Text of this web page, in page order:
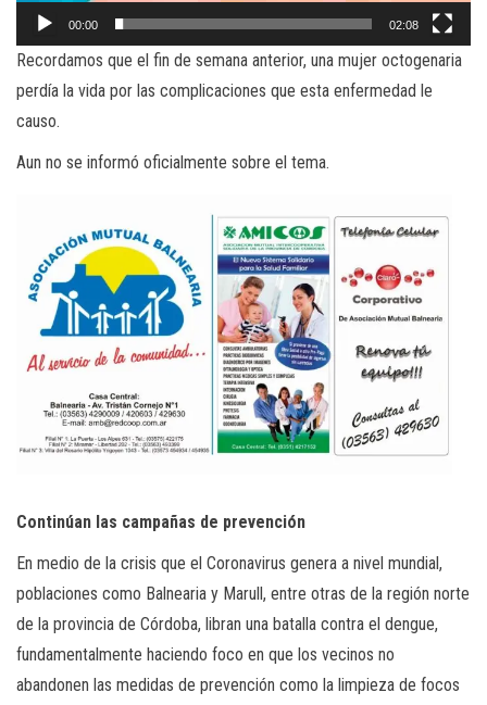
00:00 02:08
Recordamos que el fin de semana anterior, una mujer octogenaria
perdía la vida por las complicaciones que esta enfermedad le
causo.
Aun no se informó oficialmente sobre el tema.
Continúan las campañas de prevención
En medio de la crisis que el Coronavirus genera a nivel mundial,
poblaciones como Balnearia y Marull, entre otras de la región norte
de la provincia de Córdoba, libran una batalla contra el dengue,
fundamentalmente haciendo foco en que los vecinos no
abandonen las medidas de prevención como la limpieza de focos